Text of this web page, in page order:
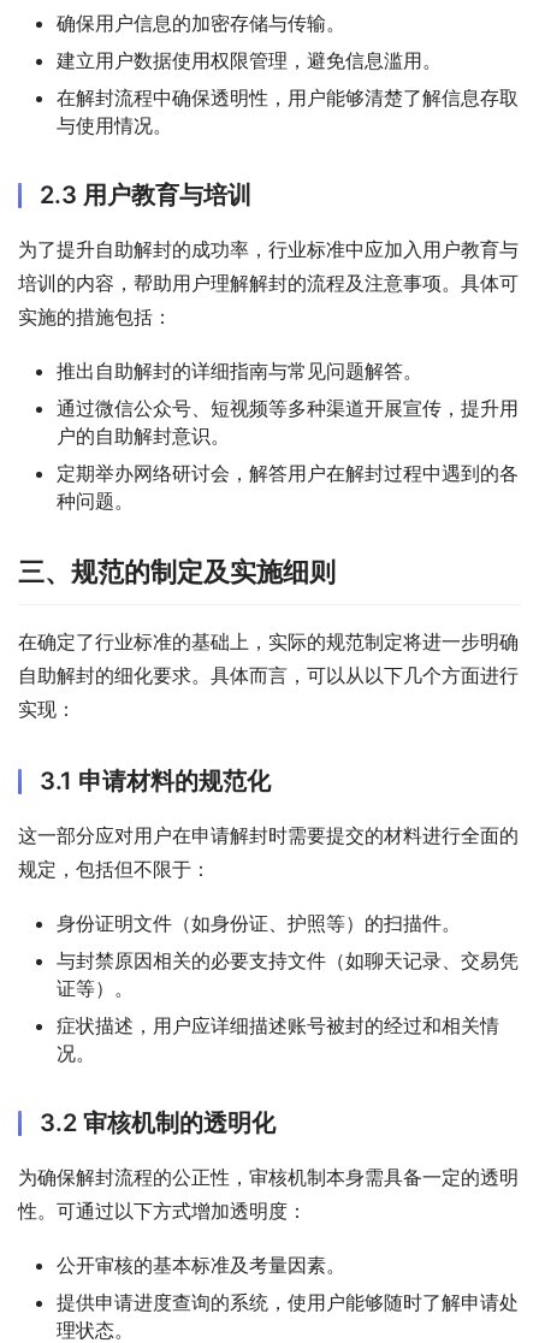
确保用户信息的加密存储与传输。
建立用户数据使用权限管理，避免信息滥用。
在解封流程中确保透明性，用户能够清楚了解信息存取
与使用情况。
2.3 用户教育与培训
为了提升自助解封的成功率，行业标准中应加入用户教育与
培训的内容，帮助用户理解解封的流程及注意事项。具体可
实施的措施包括：
推出自助解封的详细指南与常见问题解答。
通过微信公众号、短视频等多种渠道开展宣传，提升用
户的自助解封意识。
定期举办网络研讨会，解答用户在解封过程中遇到的各
种问题。
三、规范的制定及实施细则
在确定了行业标准的基础上，实际的规范制定将进一步明确
自助解封的细化要求。具体而言，可以从以下几个方面进行
实现：
3.1 申请材料的规范化
这一部分应对用户在申请解封时需要提交的材料进行全面的
规定，包括但不限于：
身份证明文件（如身份证、护照等）的扫描件。
与封禁原因相关的必要支持文件（如聊天记录、交易凭
证等）。
症状描述，用户应详细描述账号被封的经过和相关情
况。
3.2 审核机制的透明化
为确保解封流程的公正性，审核机制本身需具备一定的透明
性。可通过以下方式增加透明度：
公开审核的基本标准及考量因素。
提供申请进度查询的系统，使用户能够随时了解申请处
理状态。